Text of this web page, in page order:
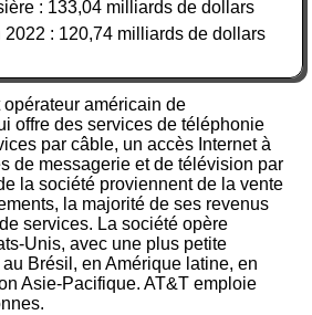
: 133,04 milliards de dollars
2022 : 120,74 milliards de dollars
américain de
offre des services de téléphonie
par câble, un accès Internet à
de messagerie et de télévision par
la société proviennent de la vente
la majorité de ses revenus
services. La société opère
Unis, avec une plus petite
Brésil, en Amérique latine, en
Asie-Pacifique. AT&T emploie